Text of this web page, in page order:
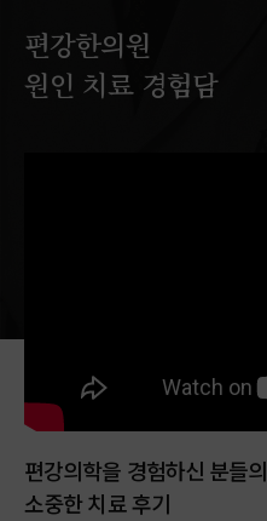
편강한의원
원인 치료 경험담
편강의학을 경험하신 분들의
소중한 치료 후기